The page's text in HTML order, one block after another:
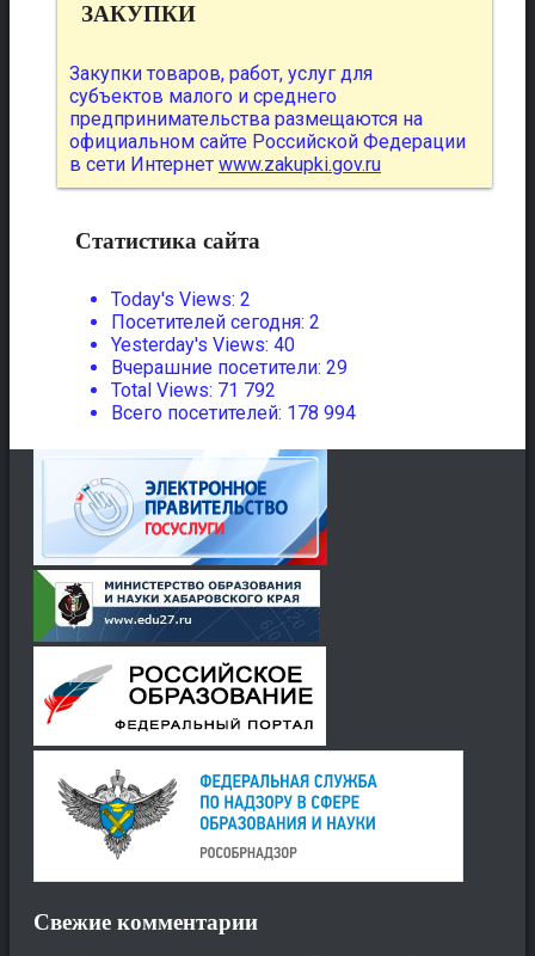
ЗАКУПКИ
Закупки товаров, работ, услуг для
субъектов малого и среднего
предпринимательства размещаются на
официальном сайте Российской Федерации
в сети Интернет www.zakupki.gov.ru
Статистика сайта
Today's Views: 2
Посетителей сегодня: 2
Yesterday's Views: 40
Вчерашние посетители: 29
Total Views: 71 792
Всего посетителей: 178 994
Свежие комментарии